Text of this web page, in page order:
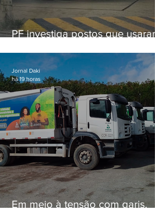
PF investiga postos que usaram
secretário morto em 2020
Em meio à tensão com garis,
Jornal Daki
há 19 horas